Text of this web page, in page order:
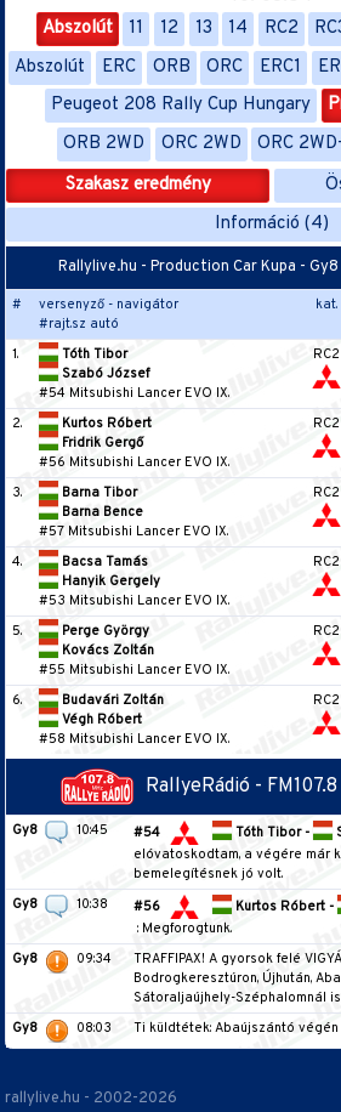
Abszolút 11 12 13 14 RC2
Abszolút
ERC ORB ORC ERC1
Peugeot 208 Rally Cup Hungary
ORB 2WD
ORC 2WD ORC
Szakasz eredmény
Információ (4)
Rallylive.hu - Production Car Kupa -
#
versenyző - navigátor
#rajt.sz autó
kat.
1.
Tóth Tibor
Szabó József
#54 Mitsubishi Lancer EVO IX.
RC2
2.
Kurtos Róbert
Fridrik Gergő
#56 Mitsubishi Lancer EVO IX.
RC2
3.
Barna Tibor
Barna Bence
#57 Mitsubishi Lancer EVO IX.
RC2
4.
Bacsa Tamás
Hanyik Gergely
#53 Mitsubishi Lancer EVO IX.
RC2
5.
Perge György
Kovács Zoltán
#55 Mitsubishi Lancer EVO IX.
RC2
6.
Budavári Zoltán
Végh Róbert
#58 Mitsubishi Lancer EVO IX.
RC2
RallyeRádió - FM107.8
Gy8 10:45 #54 Tóth Tibor -
elóvatoskodtam, a végére már
bemelegítésnek jó volt.
Gy8
10:38 #56 Kurtos Róbert -
: Megforogtunk.
Gy8
09:34
TRAFFIPAX! A gyorsok felé
Bodrogkeresztúron, Újhután,
Sátoraljaújhely-Széphalomnál
Gy8
08:03 Ti küldtétek: Abaújszántó
rallylive.hu - 2002-2026